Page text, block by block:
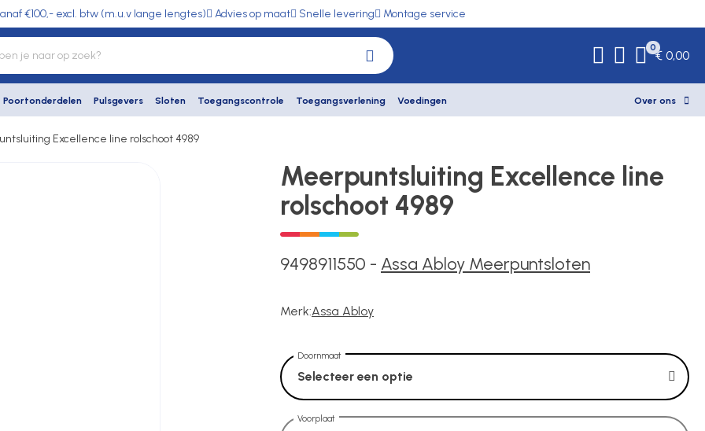
€100,- excl. btw (m.u.v lange lengtes) Advies op maat Snelle levering Montage service
0
€ 0,00
Poortonderdelen Pulsgevers Sloten Toegangscontrole Toegangsverlening Voedingen Over ons
Excellence line rolschoot 4989
Meerpuntsluiting Excellence line
rolschoot 4989
9498911550 - Assa Abloy Meerpuntsloten
Merk:Assa Abloy
Doornmaat
Selecteer een optie
Voorplaat